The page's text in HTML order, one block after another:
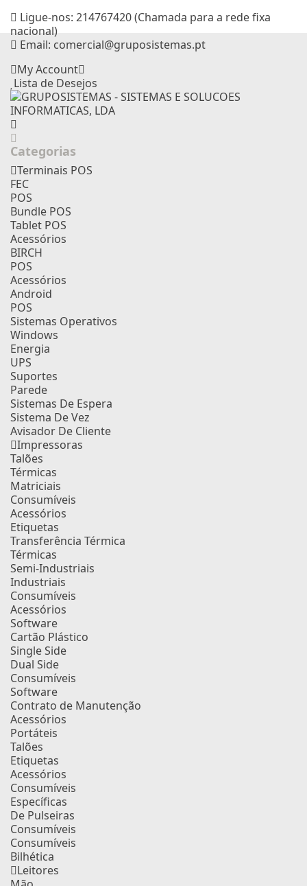
Ligue-nos: 214767420 (Chamada para a rede fixa
nacional)
Email: comercial@gruposistemas.pt
My Account
Lista de Desejos
Categorias
Terminais POS
FEC
POS
Bundle POS
Tablet POS
Acessórios
BIRCH
POS
Acessórios
Android
POS
Sistemas Operativos
Windows
Energia
UPS
Suportes
Parede
Sistemas De Espera
Sistema De Vez
Avisador De Cliente
Impressoras
Talões
Térmicas
Matriciais
Consumíveis
Acessórios
Etiquetas
Transferência Térmica
Térmicas
Semi-Industriais
Industriais
Consumíveis
Acessórios
Software
Cartão Plástico
Single Side
Dual Side
Consumíveis
Software
Contrato de Manutenção
Acessórios
Portáteis
Talões
Etiquetas
Acessórios
Consumíveis
Específicas
De Pulseiras
Consumíveis
Consumíveis
Bilhética
Leitores